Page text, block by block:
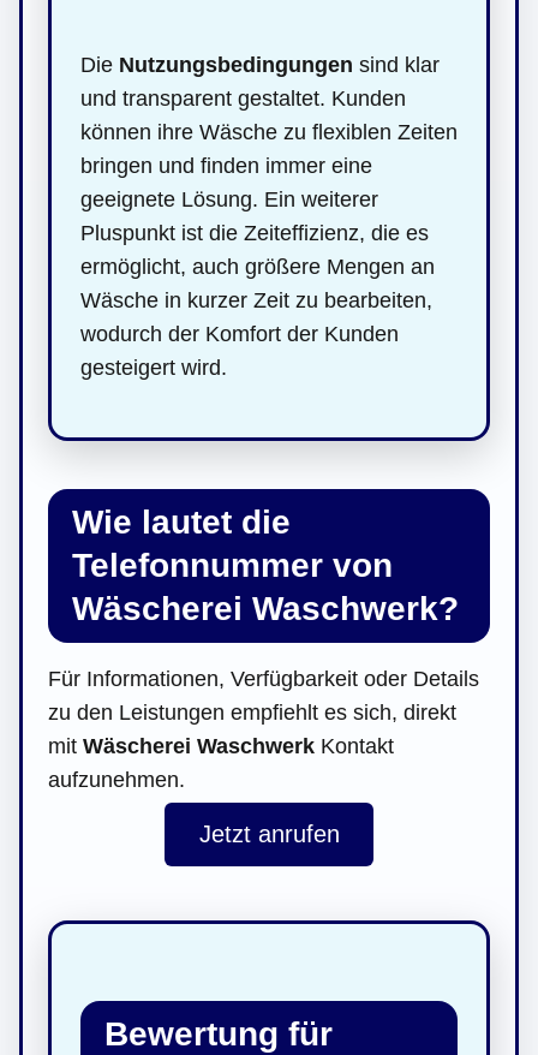
Die Nutzungsbedingungen sind klar
und transparent gestaltet. Kunden
können ihre Wäsche zu flexiblen Zeiten
bringen und finden immer eine
geeignete Lösung. Ein weiterer
Pluspunkt ist die Zeiteffizienz, die es
ermöglicht, auch größere Mengen an
Wäsche in kurzer Zeit zu bearbeiten,
wodurch der Komfort der Kunden
gesteigert wird.
Wie lautet die
Telefonnummer von
Wäscherei Waschwerk?
Für Informationen, Verfügbarkeit oder Details
zu den Leistungen empfiehlt es sich, direkt
mit Wäscherei Waschwerk Kontakt
aufzunehmen.
Jetzt anrufen
Bewertung für